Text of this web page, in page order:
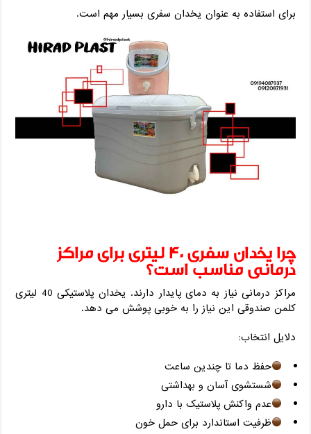
برای استفاده به‌ عنوان یخدان سفری بسیار مهم است.
چرا یخدان سفری 40 لیتری برای مراکز
درمانی مناسب است؟
مراکز درمانی نیاز به دمای پایدار دارند. یخدان پلاستیکی 40 لیتری
کلمن صندوقی این نیاز را به‌ خوبی پوشش می ‌دهد.
دلایل انتخاب:
حفظ دما تا چندین ساعت
شستشوی آسان و بهداشتی
عدم واکنش پلاستیک با دارو
ظرفیت استاندارد برای حمل خون